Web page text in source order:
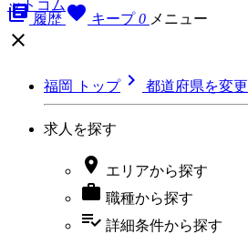
library_books 履歴 favorite キープ 0 メニュー

福岡 トップ 都道府県を変更
求人を探す
 エリアから探す
 職種から探す
playlist_add_check 詳細条件から探す